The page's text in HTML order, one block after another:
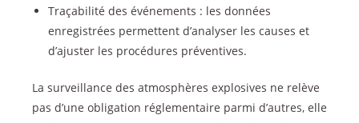
Traçabilité des événements : les données
enregistrées permettent d’analyser les causes et
d’ajuster les procédures préventives.
La surveillance des atmosphères explosives ne relève
pas d’une obligation réglementaire parmi d’autres, elle